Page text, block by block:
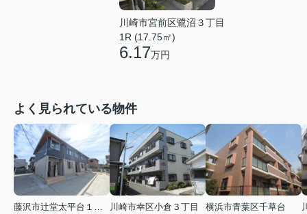
川崎市宮前区鷺沼３丁目
1R (17.75㎡)
6.17万円
よく見られている物件
藤沢市辻堂太平台１丁目
川崎市幸区小倉３丁目
横浜市青葉区千草台